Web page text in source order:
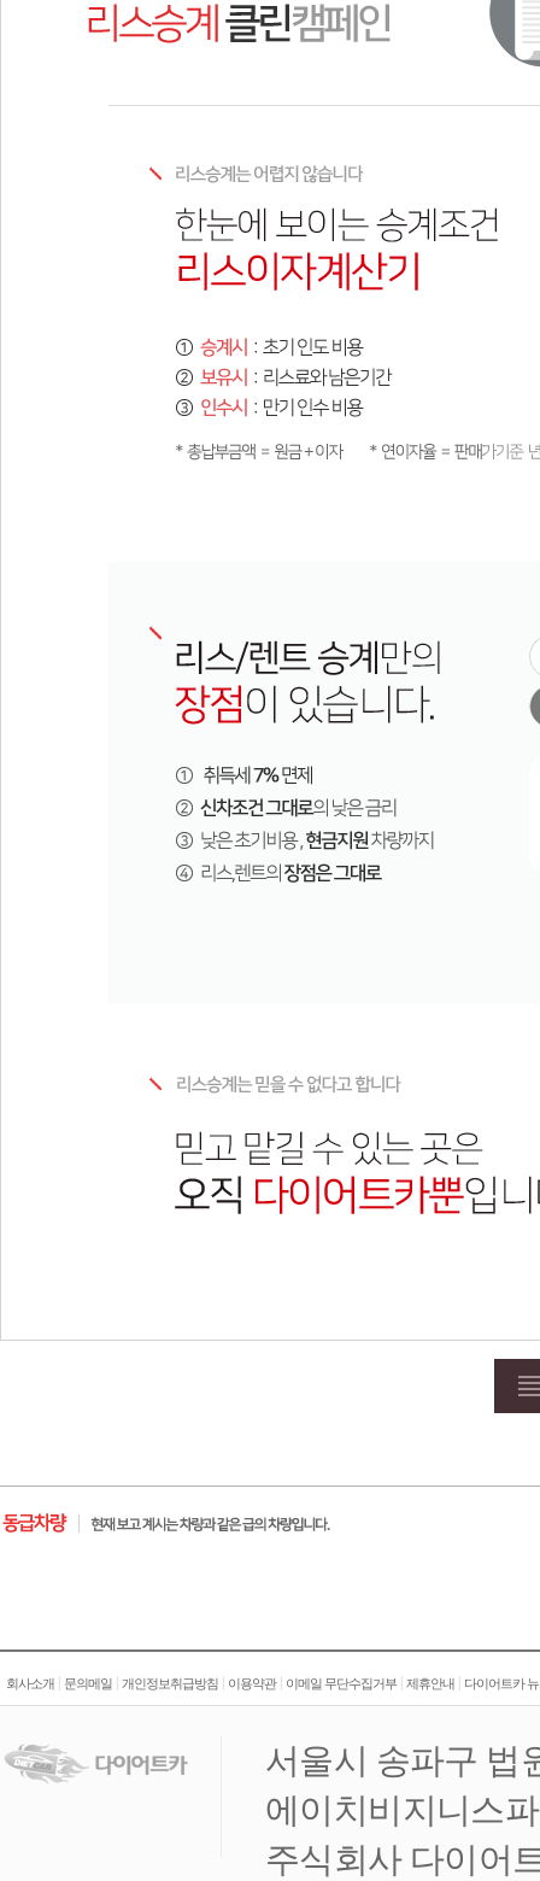
회사소개 | 문의메일 | 개인정보취급방침 | 이용약관| 이메일 무단수집거부 | 제휴안내 | 다이어트카
서울시 송파구 법
에이치비지니스
주식회사 다이어